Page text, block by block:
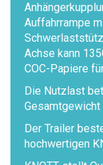
Auffahrrampe
Achse kann
COC-Papiere
Die Nutzlast
Der Trailer
hochwertigen